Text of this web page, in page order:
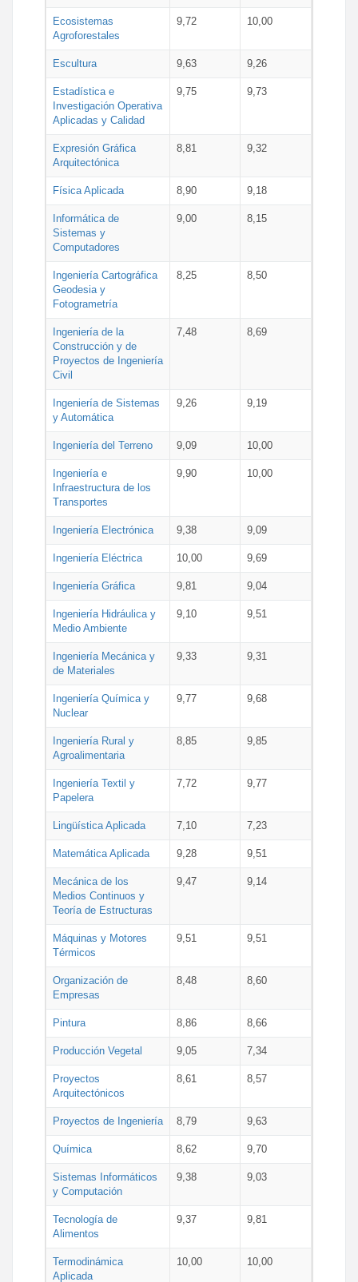
Ecosistemas
Agroforestales
9,72 10,00
Escultura 9,63 9,26
Estadística e
Investigación Operativa
Aplicadas y Calidad
9,75 9,73
Expresión Gráfica
Arquitectónica
8,81 9,32
Física Aplicada 8,90 9,18
Informática de
Sistemas y
Computadores
9,00 8,15
Ingeniería Cartográfica
Geodesia y
Fotogrametría
8,25 8,50
Ingeniería de la
Construcción y de
Proyectos de Ingeniería
Civil
7,48 8,69
Ingeniería de Sistemas
y Automática
9,26 9,19
Ingeniería del Terreno 9,09 10,00
Ingeniería e
Infraestructura de los
Transportes
9,90 10,00
Ingeniería Electrónica 9,38 9,09
Ingeniería Eléctrica 10,00 9,69
Ingeniería Gráfica 9,81 9,04
Ingeniería Hidráulica y
Medio Ambiente
9,10 9,51
Ingeniería Mecánica y
de Materiales
9,33 9,31
Ingeniería Química y
Nuclear
9,77 9,68
Ingeniería Rural y
Agroalimentaria
8,85 9,85
Ingeniería Textil y
Papelera
7,72 9,77
Lingüística Aplicada 7,10 7,23
Matemática Aplicada 9,28 9,51
Mecánica de los
Medios Continuos y
Teoría de Estructuras
9,47 9,14
Máquinas y Motores
Térmicos
9,51 9,51
Organización de
Empresas
8,48 8,60
Pintura 8,86 8,66
Producción Vegetal 9,05 7,34
Proyectos
Arquitectónicos
8,61 8,57
Proyectos de Ingeniería 8,79 9,63
Química 8,62 9,70
Sistemas Informáticos
y Computación
9,38 9,03
Tecnología de
Alimentos
9,37 9,81
Termodinámica
Aplicada
10,00 10,00